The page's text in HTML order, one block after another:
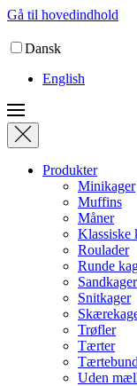
Gå til hovedindhold
Dansk
English
Produkter
Minikager
Muffins
Måner
Klassiske
Roulader
Runde
Sandkager
Snitkager
Trøfler
Tærter
Uden